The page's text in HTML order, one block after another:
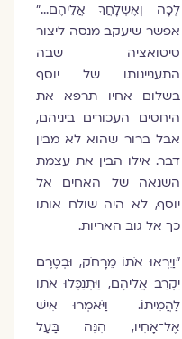
לְכָה וְאֶשְׁלָחֲךָ אֲלֵיהֶם…"
אפשר שיעקב מנסה ליצור
סיטואציה שבה
התעניינותו של יוסף
בשלום אחיו תרפא את
היחסים העכורים ביניהם,
אבל ברור שהוא לא מבין
דבר. אילו הבין את עצמת
השנאה של האחים אל
יוסף, לא היה שולח אותו
כך אל גוב האריות.
"וַיִּרְאוּ אֹתוֹ מֵרָחֹק, וּבְטֶרֶם
יִקְרַב אֲלֵיהֶם, וַיִּתְנַכְּלוּ אֹתוֹ
לַהֲמִיתוֹ. וַיֹּאמְרוּ אִישׁ
אֶל־אָחִיו, הִנֵּה בַּעַל